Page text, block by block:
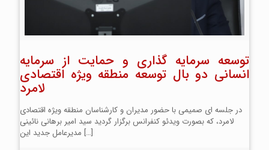
توسعه سرمایه گذاری و حمایت از سرمایه
انسانی دو بال توسعه منطقه ویژه اقتصادی
لامرد
در جلسه ای صمیمی با حضور مدیران و کارشناسان منطقه ویژه اقتصادی
لامرد، که بصورت ویدئو کنفرانس برگزار گردید سید امیر برهانی نائینی
مدیرعامل جدید این […]